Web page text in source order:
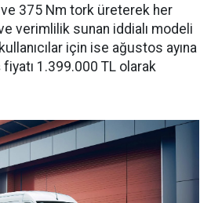
375 Nm tork üreterek her
verimlilik sunan iddialı modeli
için ise ağustos ayına
fiyatı 1.399.000 TL olarak